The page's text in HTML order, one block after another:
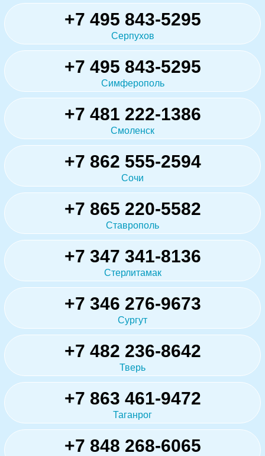
+7 495 843-5295
Серпухов
+7 495 843-5295
Симферополь
+7 481 222-1386
Смоленск
+7 862 555-2594
Сочи
+7 865 220-5582
Ставрополь
+7 347 341-8136
Стерлитамак
+7 346 276-9673
Сургут
+7 482 236-8642
Тверь
+7 863 461-9472
Таганрог
+7 848 268-6065